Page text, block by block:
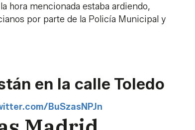
hora mencionada estaba ardiendo,
por parte de la Policía Municipal y
en la calle Toledo
BuSzasNPJn